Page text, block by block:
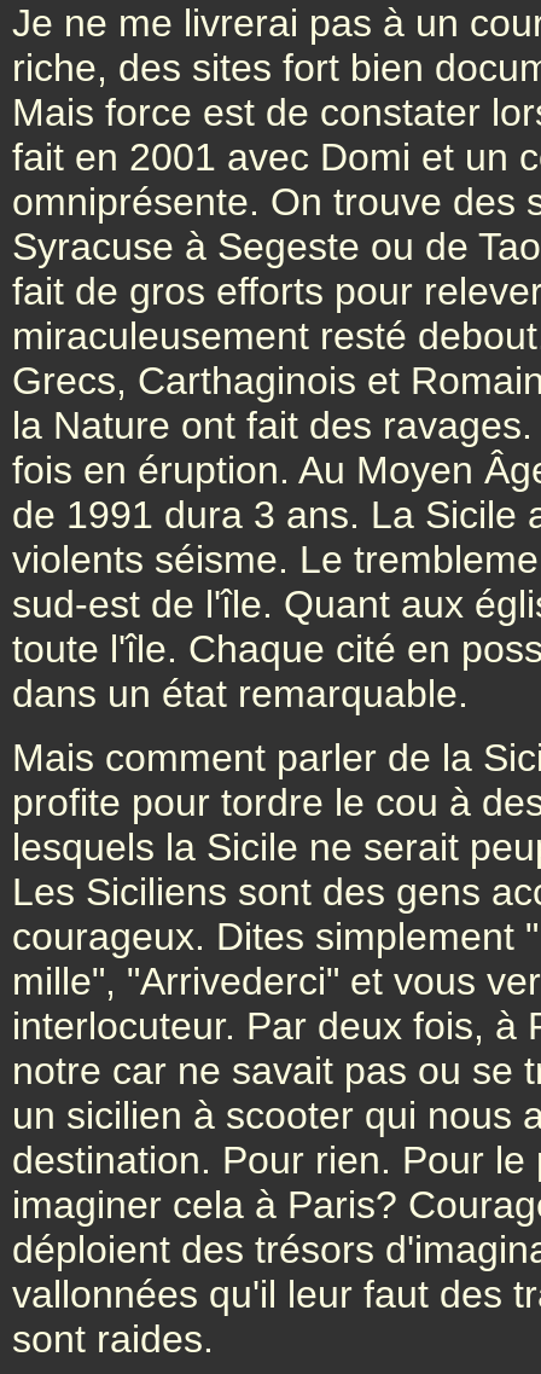
Je ne me livrerai pas à un
riche, des sites fort bien
Mais force est de constater
fait en 2001 avec Domi et un
omniprésente. On trouve des
Syracuse à Segeste ou de
fait de gros efforts pour
miraculeusement resté
Grecs, Carthaginois et
la Nature ont fait des
fois en éruption. Au Moyen
de 1991 dura 3 ans. La Sicile
violents séisme. Le
sud-est de l'île. Quant aux
toute l'île. Chaque cité en
dans un état remarquable.
Mais comment parler de la
profite pour tordre le cou à
lesquels la Sicile ne serait
Les Siciliens sont des gens
courageux. Dites simplement
mille", "Arrivederci" et vous
interlocuteur. Par deux fois, à
notre car ne savait pas ou se
un sicilien à scooter qui nous
destination. Pour rien. Pour
imaginer cela à Paris?
déploient des trésors
vallonnées qu'il leur faut des
sont raides.